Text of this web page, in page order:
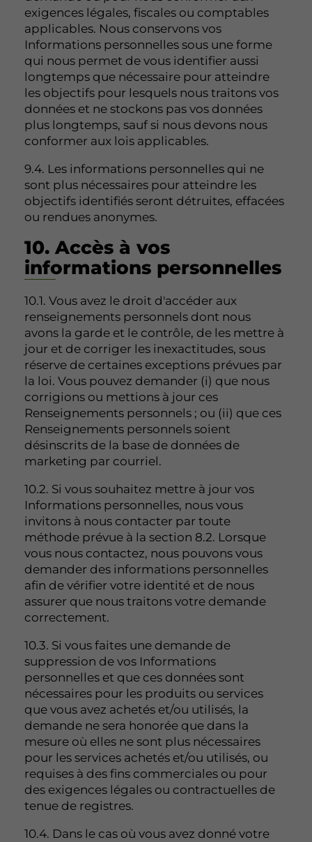
exigences légales, fiscales ou comptables
applicables. Nous conservons vos
Informations personnelles sous une forme
qui nous permet de vous identifier aussi
longtemps que nécessaire pour atteindre
les objectifs pour lesquels nous traitons vos
données et ne stockons pas vos données
plus longtemps, sauf si nous devons nous
conformer aux lois applicables.
9.4. Les informations personnelles qui ne
sont plus nécessaires pour atteindre les
objectifs identifiés seront détruites, effacées
ou rendues anonymes.
10. Accès à vos
informations personnelles
10.1. Vous avez le droit d'accéder aux
renseignements personnels dont nous
avons la garde et le contrôle, de les mettre à
jour et de corriger les inexactitudes, sous
réserve de certaines exceptions prévues par
la loi. Vous pouvez demander (i) que nous
corrigions ou mettions à jour ces
Renseignements personnels ; ou (ii) que ces
Renseignements personnels soient
désinscrits de la base de données de
marketing par courriel.
10.2. Si vous souhaitez mettre à jour vos
Informations personnelles, nous vous
invitons à nous contacter par toute
méthode prévue à la section 8.2. Lorsque
vous nous contactez, nous pouvons vous
demander des informations personnelles
afin de vérifier votre identité et de nous
assurer que nous traitons votre demande
correctement.
10.3. Si vous faites une demande de
suppression de vos Informations
personnelles et que ces données sont
nécessaires pour les produits ou services
que vous avez achetés et/ou utilisés, la
demande ne sera honorée que dans la
mesure où elles ne sont plus nécessaires
pour les services achetés et/ou utilisés, ou
requises à des fins commerciales ou pour
des exigences légales ou contractuelles de
tenue de registres.
10.4. Dans le cas où vous avez donné votre